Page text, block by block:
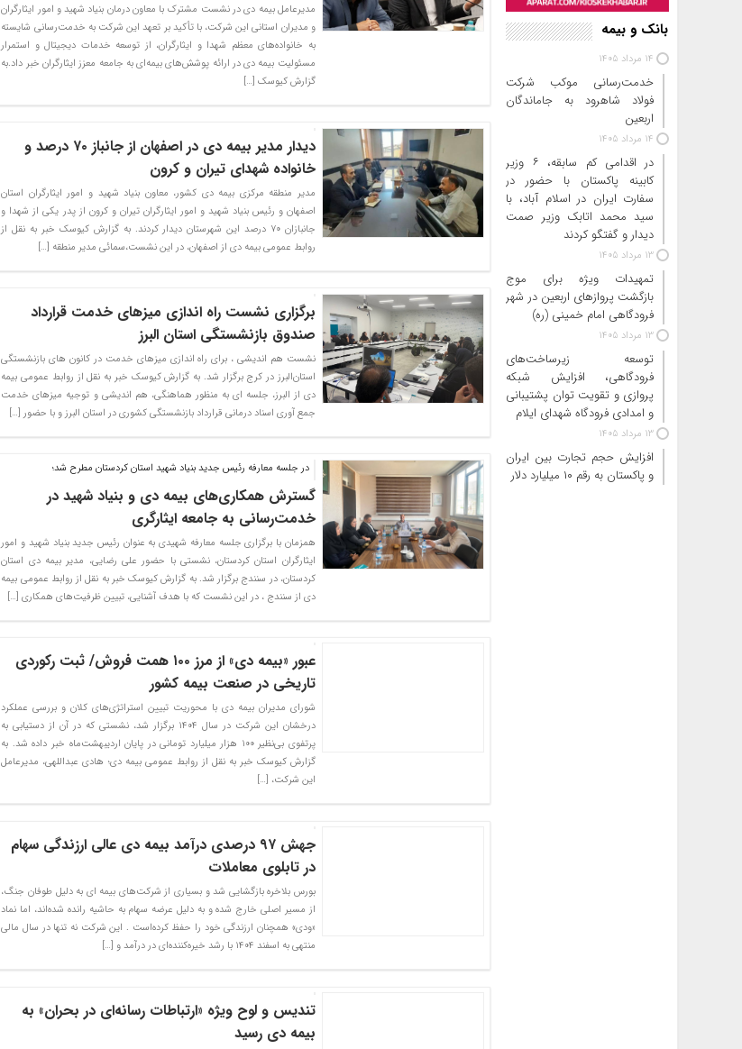
بانک و بیمه
14 مرداد 1405
خدمت‌رسانی موکب شرکت
فولاد شاهرود به جاماندگان
اربعین
14 مرداد 1405
در اقدامی کم سابقه، ۶ وزیر
کابینه پاکستان با حضور در
سفارت ایران در اسلام آباد، با
سید محمد اتابک وزیر صمت
دیدار و گفتگو کردند
13 مرداد 1405
تمهیدات ویژه برای موج
بازگشت پروازهای اربعین در شهر
فرودگاهی امام خمینی (ره)
13 مرداد 1405
توسعه زیرساخت‌های
فرودگاهی، افزایش شبکه
پروازی و تقویت توان پشتیبانی
و امدادی فرودگاه شهدای ایلام
13 مرداد 1405
افزایش حجم تجارت بین ایران
و پاکستان به رقم ۱۰ میلیارد دلار
مدیرعامل بیمه دی در نشست مشترک با معاون درمان بنیاد شهید و امور ایثارگران
و مدیران استانی این شرکت، با تأکید بر تعهد این شرکت به خدمت‌رسانی شایسته
به خانواده‌های معظم شهدا و ایثارگران، از توسعه خدمات دیجیتال و استمرار
مسئولیت بیمه دی در ارائه پوشش‌های بیمه‌ای به جامعه معزز ایثارگران خبر داد.به
گزارش کیوسک […]
دیدار مدیر بیمه دی در اصفهان از جانباز ۷۰ درصد و
خانواده شهدای تیران و کرون
مدیر منطقه مرکزی بیمه دی کشور، معاون بنیاد شهید و امور ایثارگران استان
اصفهان و رئیس بنیاد شهید و امور ایثارگران تیران و کرون از پدر یکی از شهدا و
جانبازان ۷۰ درصد این شهرستان دیدار کردند. به گزارش کیوسک خبر به نقل از
روابط عمومی بیمه دی از اصفهان، در این نشست،سمائی مدیر منطقه […]
برگزاری نشست راه اندازی میزهای خدمت قرارداد
صندوق بازنشستگی استان البرز
نشست هم اندیشی ، برای راه اندازی میزهای خدمت در کانون های بازنشستگی
استان‌البرز در کرج برگزار شد. به گزارش کیوسک خبر به نقل از روابط عمومی بیمه
دی از البرز، جلسه ای به منظور هماهنگی، هم اندیشی و توجیه میزهای خدمت
جمع آوری اسناد درمانی قرارداد بازنشستگی کشوری در استان البرز و با حضور […]
در جلسه معارفه رئیس جدید بنیاد شهید استان کردستان مطرح شد؛
گسترش همکاری‌های بیمه دی و بنیاد شهید در‌
خدمت‌رسانی به جامعه ایثارگری
همزمان با برگزاری جلسه معارفه شهیدی به عنوان رئیس جدید بنیاد شهید و امور
ایثارگران استان کردستان، نشستی با حضور علی رضایی، مدیر بیمه دی استان
کردستان، در سنندج برگزار شد. به گزارش کیوسک خبر به نقل از روابط عمومی بیمه
دی از سنندج ، در این نشست که با هدف آشنایی، تبیین ظرفیت‌های همکاری […]
عبور «بیمه دی» از مرز ۱۰۰ همت فروش/ ثبت رکوردی
تاریخی در صنعت بیمه کشور
شورای مدیران بیمه دی با محوریت تبیین استراتژی‌های کلان و بررسی عملکرد
درخشان این شرکت در سال ۱۴۰۴ برگزار شد، نشستی که در آن از دستیابی به
پرتفوی بی‌نظیر ۱۰۰ هزار میلیارد تومانی در پایان اردیبهشت‌ماه خبر داده شد. به
گزارش کیوسک خبر به نقل از روابط عمومی بیمه دی؛ هادی عبداللهی، مدیرعامل
این شرکت، […]
جهش ۹۷ درصدی درآمد بیمه دی عالی ارزندگی سهام
در تابلوی معاملات
بورس بلاخره بازگشایی شد و بسیاری از شرکت‌های بیمه ای به دلیل طوفان جنگ،
از مسیر اصلی خارج شده و به دلیل عرضه سهام به حاشیه رانده شده‌اند، اما نماد
«ودی» همچنان ارزندگی خود را حفظ کرده‌است . این شرکت نه تنها در سال مالی
منتهی به اسفند ۱۴۰۴ با رشد خیره‌کننده‌ای در درآمد و […]
تندیس و لوح ویژه «ارتباطات رسانه‌ای در بحران» به
بیمه دی رسید